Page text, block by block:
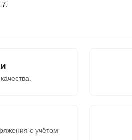
с учётом